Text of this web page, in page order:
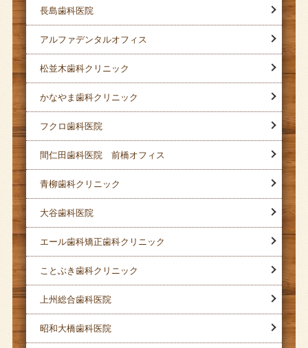
長島歯科医院
アルファデンタルオフィス
松並木歯科クリニック
かなやま歯科クリニック
フクロ歯科医院
間仁田歯科医院 前橋オフィス
青柳歯科クリニック
大谷歯科医院
エール歯科矯正歯科クリニック
ことぶき歯科クリニック
上州総合歯科医院
昭和大橋歯科医院